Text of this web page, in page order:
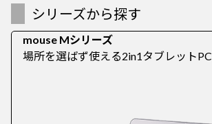
シリーズから探す
mouse Mシリーズ
場所を選ばず使える2in1タブレットPC